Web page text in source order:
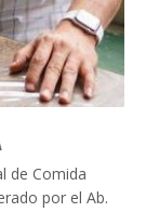
de Comida
por el Ab.